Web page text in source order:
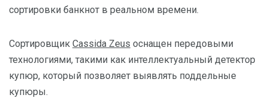
сортировки банкнот в реальном времени.
Сортировщик Cassida Zeus оснащен передовыми
технологиями, такими как интеллектуальный детектор
купюр, который позволяет выявлять поддельные
купюры.